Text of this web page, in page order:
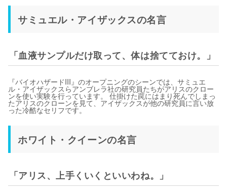
サミュエル・アイザックスの名言
「血液サンプルだけ取って、体は捨てておけ。」
『バイオハザードIII』のオープニングのシーンでは、サミュエ
ル・アイザックスらアンブレラ社の研究員たちがアリスのクロー
ンを使い実験を行っています。 仕掛けた罠にはまり死んでしまっ
たアリスのクローンを見て、アイザックスが他の研究員に言い放
った冷酷なセリフです。
ホワイト・クイーンの名言
「アリス、上手くいくといいわね。」